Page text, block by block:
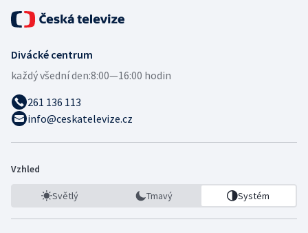
Divácké centrum
každý všední den:8:00—16:00 hodin
261 136 113
info@ceskatelevize.cz
Vzhled
Světlý Tmavý Systém